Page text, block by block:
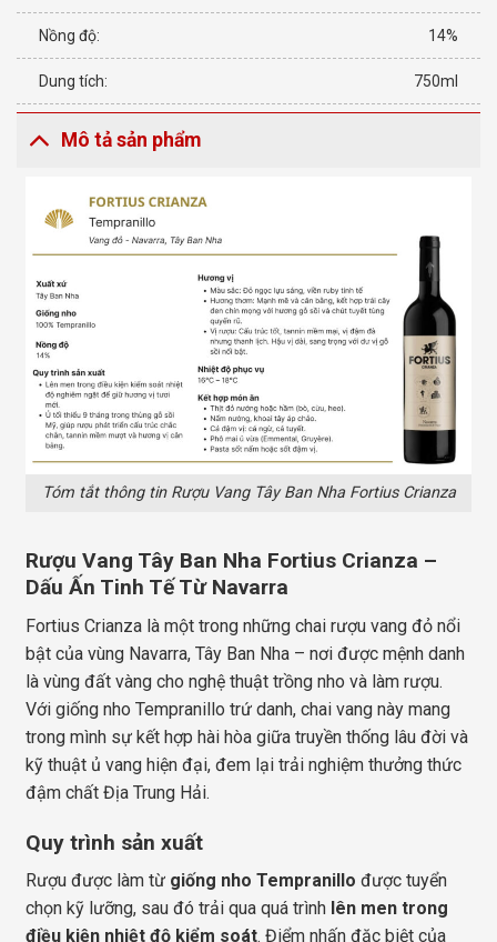
Nồng độ: 14%
Dung tích: 750ml
Mô tả sản phẩm
Tóm tắt thông tin Rượu Vang Tây Ban Nha Fortius Crianza
Rượu Vang Tây Ban Nha Fortius Crianza –
Dấu Ấn Tinh Tế Từ Navarra
Fortius Crianza là một trong những chai rượu vang đỏ nổi
bật của vùng Navarra, Tây Ban Nha – nơi được mệnh danh
là vùng đất vàng cho nghệ thuật trồng nho và làm rượu.
Với giống nho Tempranillo trứ danh, chai vang này mang
trong mình sự kết hợp hài hòa giữa truyền thống lâu đời và
kỹ thuật ủ vang hiện đại, đem lại trải nghiệm thưởng thức
đậm chất Địa Trung Hải.
Quy trình sản xuất
Rượu được làm từ giống nho Tempranillo được tuyển
chọn kỹ lưỡng, sau đó trải qua quá trình lên men trong
điều kiện nhiệt độ kiểm soát. Điểm nhấn đặc biệt của